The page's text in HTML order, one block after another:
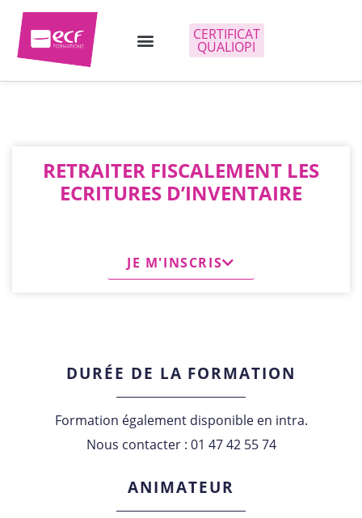
CERTIFICAT
QUALIOPI
RETRAITER FISCALEMENT LES
ECRITURES D’INVENTAIRE
JE M'INSCRIS
DURÉE DE LA FORMATION
Formation également disponible en intra.
Nous contacter : 01 47 42 55 74
ANIMATEUR